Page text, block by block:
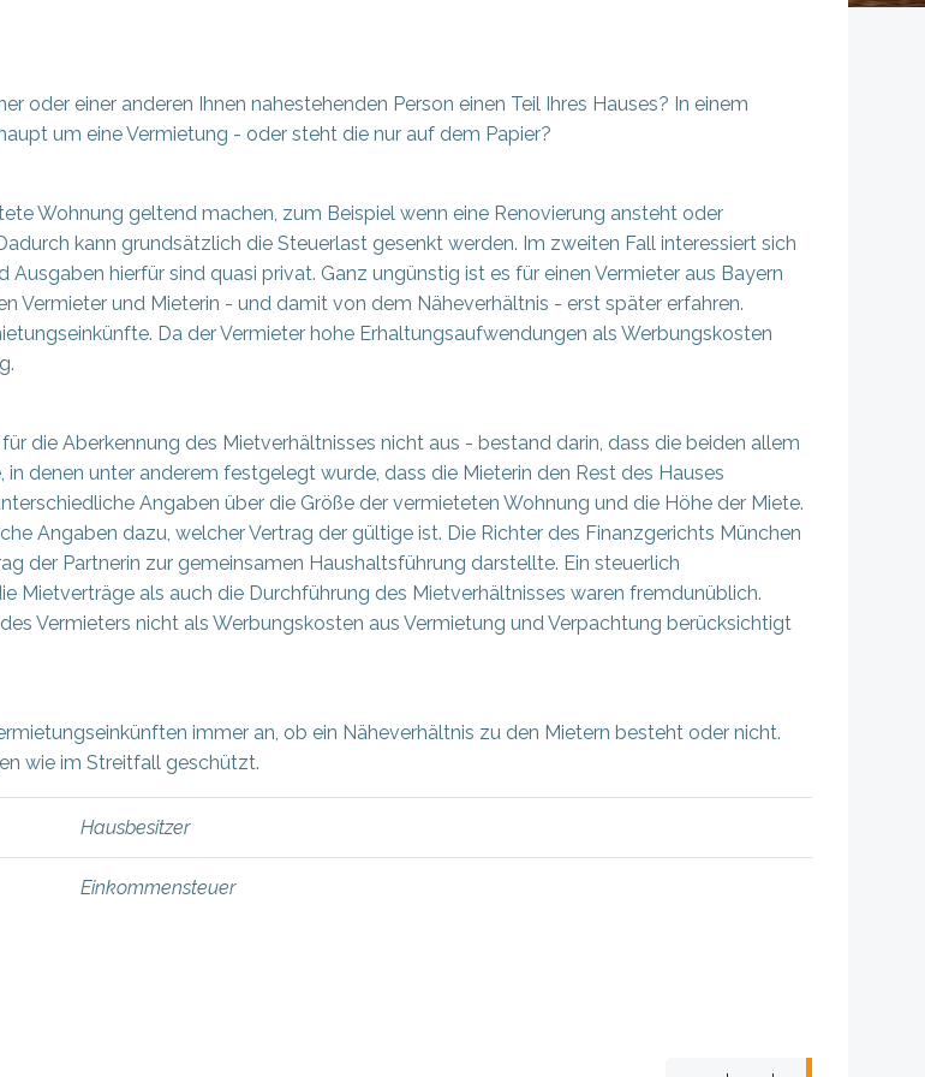
oder einer anderen Ihnen nahestehenden Person einen Teil Ihres Hauses? In einem
um eine Vermietung - oder steht die nur auf dem Papier?
Wohnung geltend machen, zum Beispiel wenn eine Renovierung ansteht oder
kann grundsätzlich die Steuerlast gesenkt werden. Im zweiten Fall interessiert sich
hierfür sind quasi privat. Ganz ungünstig ist es für einen Vermieter aus Bayern
Vermieter und Mieterin - und damit von dem Näheverhältnis - erst später erfahren.
Da der Vermieter hohe Erhaltungsaufwendungen als Werbungskosten
die Aberkennung des Mietverhältnisses nicht aus - bestand darin, dass die beiden allem
denen unter anderem festgelegt wurde, dass die Mieterin den Rest des Hauses
Angaben über die Größe der vermieteten Wohnung und die Höhe der Miete.
Angaben dazu, welcher Vertrag der gültige ist. Die Richter des Finanzgerichts München
der Partnerin zur gemeinsamen Haushaltsführung darstellte. Ein steuerlich
Mietverträge als auch die Durchführung des Mietverhältnisses waren fremdunüblich.
Vermieters nicht als Werbungskosten aus Vermietung und Verpachtung berücksichtigt
immer an, ob ein Näheverhältnis zu den Mietern besteht oder nicht.
wie im Streitfall geschützt.
Hausbesitzer
Einkommensteuer